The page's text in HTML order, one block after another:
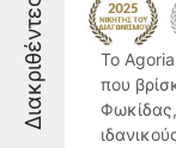
Διακριθέντες
Το
που